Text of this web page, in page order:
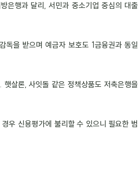
은행과 달리, 서민과 중소기업 중심의 대출
독을 받으며 예금자 보호도 1금융권과 동일
살론, 사잇돌 같은 정책상품도 저축은행을
우 신용평가에 불리할 수 있으니 필요한 범